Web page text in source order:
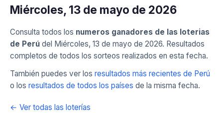
Miércoles, 13 de mayo de 2026
Consulta todos los numeros ganadores de las loterias
de Perú del Miércoles, 13 de mayo de 2026. Resultados
completos de todos los sorteos realizados en esta fecha.
También puedes ver los resultados más recientes de Perú
o los resultados de todos los países de la misma fecha.
← Ver todas las loterías